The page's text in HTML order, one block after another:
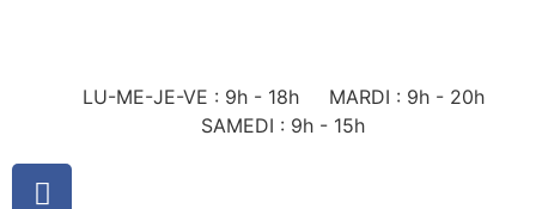
LU-ME-JE-VE : 9h - 18h
MARDI : 9h - 20h
SAMEDI : 9h - 15h